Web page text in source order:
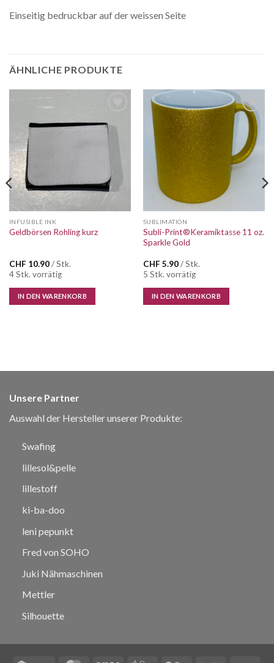
Einseitig bedruckbar auf der weissen Seite
ÄHNLICHE PRODUKTE
Wunschliste
INFUSIBLE INK
Geldbörsen Rohling kurz
CHF 10.90/ Stk.
4 Stk. vorrätig
IN DEN WARENKORB
Auf die
Wunschliste
SUBLIMATION
Subli-Print®Keramiktasse 11 oz.
Sparkle Gold
CHF 5.90/ Stk.
5 Stk. vorrätig
IN DEN WARENKORB
Unsere Partner
Auswahl der Hersteller unserer Produkte:
Swafing
lillesol&pelle
lillestoff
ki-ba-doo
leni pepunkt
Fred von SOHO
Juki Nähmaschinen
Mettler
Silhouette